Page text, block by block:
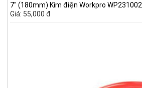
7" (180mm) Kìm điện Workpro WP231002
Giá: 55,000 đ